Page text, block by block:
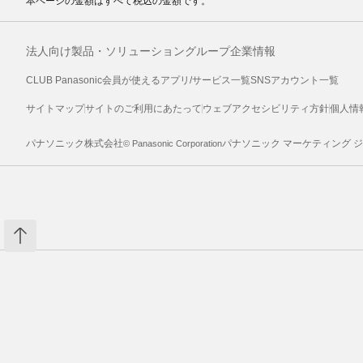
法人向け製品・ソリューショングループ企業情報
CLUB Panasonic会員が使えるアプリ/サービス一覧SNSアカウント一覧
サイトマップサイトのご利用にあたって ウェブアクセシビリティ方針個人情
パナソニック株式会社© Panasonic Corporationパナソニック マーケティング